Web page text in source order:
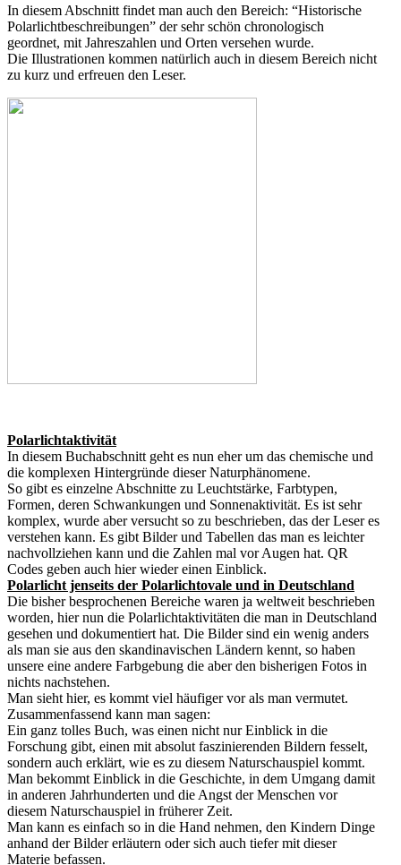
In diesem Abschnitt findet man auch den Bereich: “Historische
Polarlichtbeschreibungen” der sehr schön chronologisch
geordnet, mit Jahreszahlen und Orten versehen wurde.
Die Illustrationen kommen natürlich auch in diesem Bereich nicht
zu kurz und erfreuen den Leser.
Polarlichtaktivität
In diesem Buchabschnitt geht es nun eher um das chemische und
die komplexen Hintergründe dieser Naturphänomene.
So gibt es einzelne Abschnitte zu Leuchtstärke, Farbtypen,
Formen, deren Schwankungen und Sonnenaktivität. Es ist sehr
komplex, wurde aber versucht so zu beschrieben, das der Leser es
verstehen kann. Es gibt Bilder und Tabellen das man es leichter
nachvollziehen kann und die Zahlen mal vor Augen hat. QR
Codes geben auch hier wieder einen Einblick.
Polarlicht jenseits der Polarlichtovale und in Deutschland
Die bisher besprochenen Bereiche waren ja weltweit beschrieben
worden, hier nun die Polarlichtaktivitäten die man in Deutschland
gesehen und dokumentiert hat. Die Bilder sind ein wenig anders
als man sie aus den skandinavischen Ländern kennt, so haben
unsere eine andere Farbgebung die aber den bisherigen Fotos in
nichts nachstehen.
Man sieht hier, es kommt viel häufiger vor als man vermutet.
Zusammenfassend kann man sagen:
Ein ganz tolles Buch, was einen nicht nur Einblick in die
Forschung gibt, einen mit absolut faszinierenden Bildern fesselt,
sondern auch erklärt, wie es zu diesem Naturschauspiel kommt.
Man bekommt Einblick in die Geschichte, in dem Umgang damit
in anderen Jahrhunderten und die Angst der Menschen vor
diesem Naturschauspiel in früherer Zeit.
Man kann es einfach so in die Hand nehmen, den Kindern Dinge
anhand der Bilder erläutern oder sich auch tiefer mit dieser
Materie befassen.